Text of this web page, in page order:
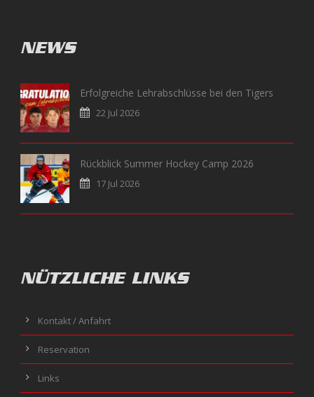
NEWS
Erfolgreiche Lehrabschlüsse bei den Tigers
22 Jul 2026
Rückblick Summer Hockey Camp 2026
17 Jul 2026
NÜTZLICHE LINKS
Kontakt / Anfahrt
Reservation
Links